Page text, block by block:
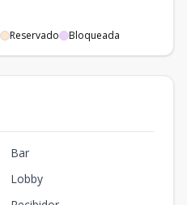
Reservado Bloqueada
Bar
Lobby